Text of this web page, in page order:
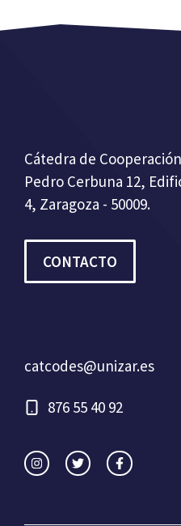
Cátedra de
Pedro Cerbuna 12,
4, Zaragoza - 50009.
CONTACTO
catcodes@unizar.es
876 55 40 92